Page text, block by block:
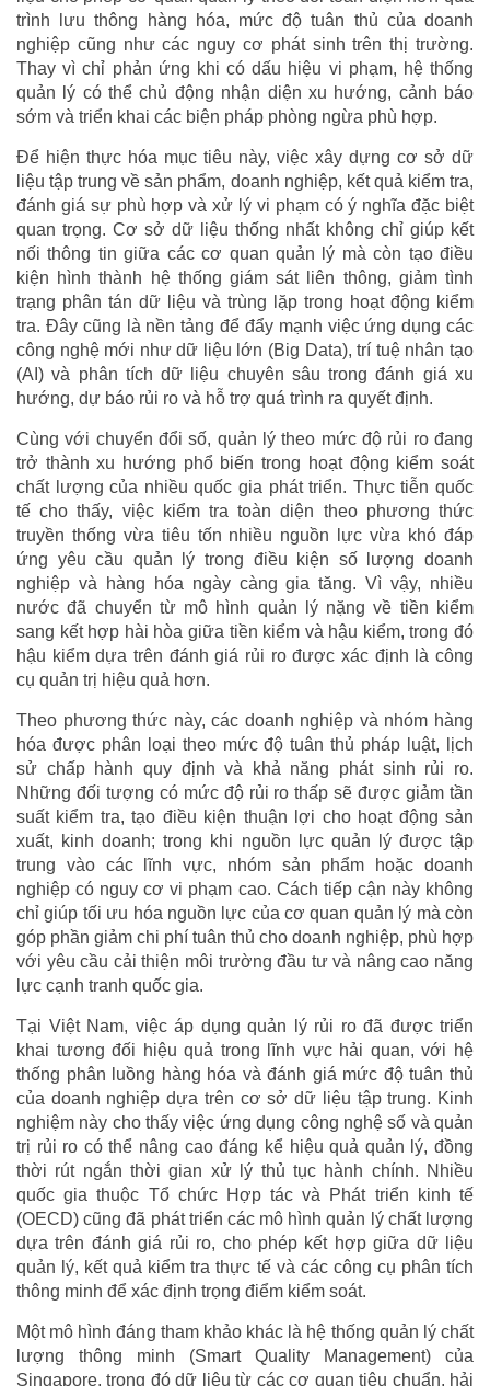
trình lưu thông hàng hóa, mức độ tuân thủ của doanh
nghiệp cũng như các nguy cơ phát sinh trên thị trường.
Thay vì chỉ phản ứng khi có dấu hiệu vi phạm, hệ thống
quản lý có thể chủ động nhận diện xu hướng, cảnh báo
sớm và triển khai các biện pháp phòng ngừa phù hợp.
Để hiện thực hóa mục tiêu này, việc xây dựng cơ sở dữ
liệu tập trung về sản phẩm, doanh nghiệp, kết quả kiểm tra,
đánh giá sự phù hợp và xử lý vi phạm có ý nghĩa đặc biệt
quan trọng. Cơ sở dữ liệu thống nhất không chỉ giúp kết
nối thông tin giữa các cơ quan quản lý mà còn tạo điều
kiện hình thành hệ thống giám sát liên thông, giảm tình
trạng phân tán dữ liệu và trùng lặp trong hoạt động kiểm
tra. Đây cũng là nền tảng để đẩy mạnh việc ứng dụng các
công nghệ mới như dữ liệu lớn (Big Data), trí tuệ nhân tạo
(AI) và phân tích dữ liệu chuyên sâu trong đánh giá xu
hướng, dự báo rủi ro và hỗ trợ quá trình ra quyết định.
Cùng với chuyển đổi số, quản lý theo mức độ rủi ro đang
trở thành xu hướng phổ biến trong hoạt động kiểm soát
chất lượng của nhiều quốc gia phát triển. Thực tiễn quốc
tế cho thấy, việc kiểm tra toàn diện theo phương thức
truyền thống vừa tiêu tốn nhiều nguồn lực vừa khó đáp
ứng yêu cầu quản lý trong điều kiện số lượng doanh
nghiệp và hàng hóa ngày càng gia tăng. Vì vậy, nhiều
nước đã chuyển từ mô hình quản lý nặng về tiền kiểm
sang kết hợp hài hòa giữa tiền kiểm và hậu kiểm, trong đó
hậu kiểm dựa trên đánh giá rủi ro được xác định là công
cụ quản trị hiệu quả hơn.
Theo phương thức này, các doanh nghiệp và nhóm hàng
hóa được phân loại theo mức độ tuân thủ pháp luật, lịch
sử chấp hành quy định và khả năng phát sinh rủi ro.
Những đối tượng có mức độ rủi ro thấp sẽ được giảm tần
suất kiểm tra, tạo điều kiện thuận lợi cho hoạt động sản
xuất, kinh doanh; trong khi nguồn lực quản lý được tập
trung vào các lĩnh vực, nhóm sản phẩm hoặc doanh
nghiệp có nguy cơ vi phạm cao. Cách tiếp cận này không
chỉ giúp tối ưu hóa nguồn lực của cơ quan quản lý mà còn
góp phần giảm chi phí tuân thủ cho doanh nghiệp, phù hợp
với yêu cầu cải thiện môi trường đầu tư và nâng cao năng
lực cạnh tranh quốc gia.
Tại Việt Nam, việc áp dụng quản lý rủi ro đã được triển
khai tương đối hiệu quả trong lĩnh vực hải quan, với hệ
thống phân luồng hàng hóa và đánh giá mức độ tuân thủ
của doanh nghiệp dựa trên cơ sở dữ liệu tập trung. Kinh
nghiệm này cho thấy việc ứng dụng công nghệ số và quản
trị rủi ro có thể nâng cao đáng kể hiệu quả quản lý, đồng
thời rút ngắn thời gian xử lý thủ tục hành chính. Nhiều
quốc gia thuộc Tổ chức Hợp tác và Phát triển kinh tế
(OECD) cũng đã phát triển các mô hình quản lý chất lượng
dựa trên đánh giá rủi ro, cho phép kết hợp giữa dữ liệu
quản lý, kết quả kiểm tra thực tế và các công cụ phân tích
thông minh để xác định trọng điểm kiểm soát.
Một mô hình đáng tham khảo khác là hệ thống quản lý chất
lượng thông minh (Smart Quality Management) của
Singapore, trong đó dữ liệu từ các cơ quan tiêu chuẩn, hải